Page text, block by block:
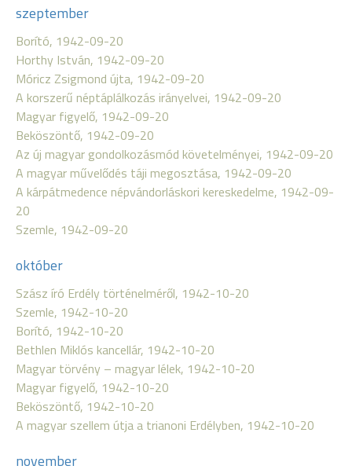
szeptember
Borító, 1942-09-20
Horthy István, 1942-09-20
Móricz Zsigmond újta, 1942-09-20
A korszerű néptáplálkozás irányelvei, 1942-09-20
Magyar figyelő, 1942-09-20
Beköszöntő, 1942-09-20
Az új magyar gondolkozásmód követelményei, 1942-09-20
A magyar művelődés táji megosztása, 1942-09-20
A kárpátmedence népvándorláskori kereskedelme, 1942-09-
20
Szemle, 1942-09-20
október
Szász író Erdély történelméről, 1942-10-20
Szemle, 1942-10-20
Borító, 1942-10-20
Bethlen Miklós kancellár, 1942-10-20
Magyar törvény – magyar lélek, 1942-10-20
Magyar figyelő, 1942-10-20
Beköszöntő, 1942-10-20
A magyar szellem útja a trianoni Erdélyben, 1942-10-20
november